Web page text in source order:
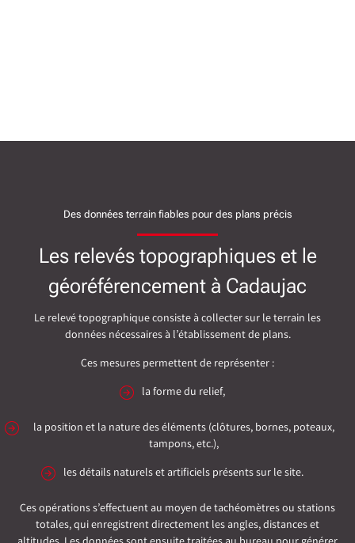
Des données terrain fiables pour des plans précis
Les relevés topographiques et le
géoréférencement à Cadaujac
Le relevé topographique consiste à collecter sur le terrain les
données nécessaires à l’établissement de plans.
Ces mesures permettent de représenter :
la forme du relief,
la position et la nature des éléments (clôtures, bornes, poteaux,
tampons, etc.),
les détails naturels et artificiels présents sur le site.
Ces opérations s’effectuent au moyen de tachéomètres ou stations
totales, qui enregistrent directement les angles, distances et